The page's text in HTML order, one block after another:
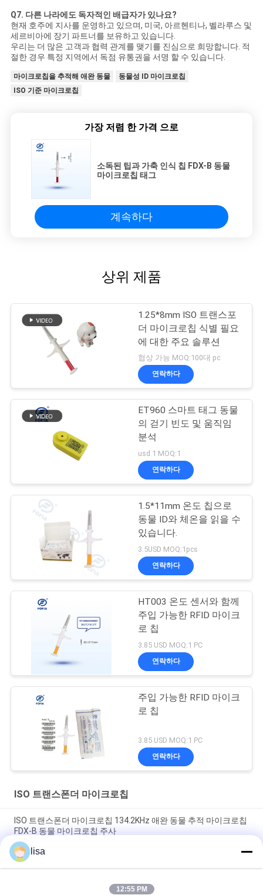
Q7. 다른 나라에도 독자적인 배급자가 있나요?
현재 호주에 지사를 운영하고 있으며, 미국, 아르헨티나, 벨라루스 및
세르비아에 장기 파트너를 보유하고 있습니다.
우리는 더 많은 고객과 협력 관계를 맺기를 진심으로 희망합니다. 적
절한 경우 특정 지역에서 독점 유통권을 서명 할 수 있습니다.
마이크로칩을 추적해 애완 동물
동물성 ID 마이크로칩
ISO 기준 마이크로칩
가장 저렴 한 가격 으로
소독된 팁과 가축 인식 칩 FDX-B 동물
마이크로칩 태그
계속하다
상위 제품
1.25*8mm ISO 트랜스포
더 마이크로칩 식별 필요
에 대한 주요 솔루션
협상 가능 MOQ:100대 pc
연락하다
ET960 스마트 태그 동물
의 걷기 빈도 및 움직임
분석
usd 1 MOQ:1
연락하다
1.5*11mm 온도 칩으로
동물 ID와 체온을 읽을 수
있습니다.
3.5USD MOQ:1pcs
연락하다
HT003 온도 센서와 함께
주입 가능한 RFID 마이크
로 칩
3.85 USD MOQ:1 PC
연락하다
주입 가능한 RFID 마이크
로 칩
3.85 USD MOQ:1 PC
연락하다
ISO 트랜스폰더 마이크로칩
ISO 트랜스폰더 마이크로칩 134.2KHz 애완 동물 추적 마이크로칩
FDX-B 동물 마이크로칩 주사
가축 마이크로칩 주사 가능한 자동응답기를 위한 ISO 표준 마이크
로칩 전파 식별 태그 주사 가능한 칩 동물 마이크로칩 주사기
동물 추적용 임플란테블 마이크로칩 태그 유니버설 EO 살균 15자
lisa
12:55 PM